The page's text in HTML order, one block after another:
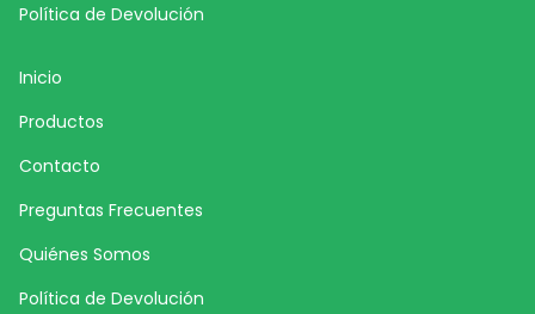
Política de Devolución
Inicio
Productos
Contacto
Preguntas Frecuentes
Quiénes Somos
Política de Devolución